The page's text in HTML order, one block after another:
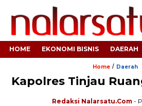
HOME EKONOMI BISNIS DAERAH
Home / Daerah
Kapolres Tinjau
Redaksi Nalarsatu.com -